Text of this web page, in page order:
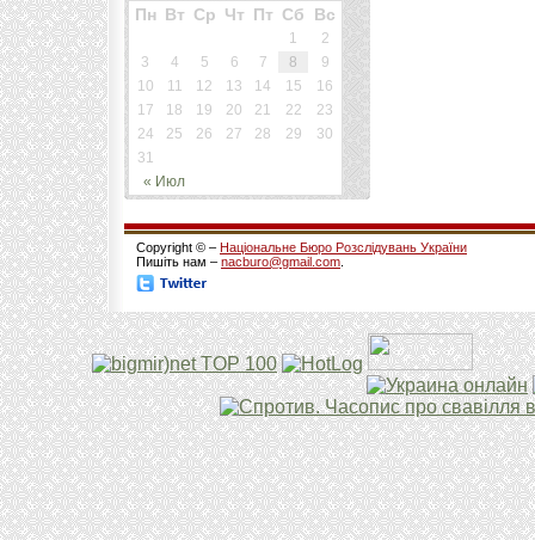
Пн Вт Ср Чт Пт Сб Вс
« Июл
1
2
3
4 5 6 7 8
9
10
11 12 13 14 15
16
17
18 19 20 21 22
23
24
25 26 27 28 29
30
31
Copyright © – Національне Бюро Розслідувань України
Пишіть нам – nacburo@gmail.com